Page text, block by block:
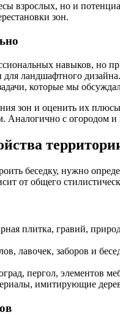
взрослых, но и
зон.
навыков, но
ландшафтного
которые мы
зон и оценить их
Аналогично с огородом
беседку, нужно
от общего
плитка, гравий,
лавочек, заборов и
пергол, элементов
имитирующие